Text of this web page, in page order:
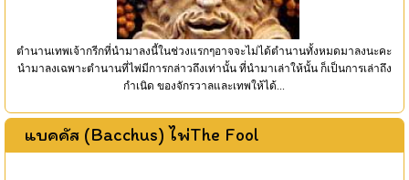
ตำนานเทพเจ้ากรีกที่นำมาลงนี้ในช่วงแรกๆอาจจะไม่ได้ตำนานทั้งหมดมาลงนะคะ
นำมาลงเฉพาะตำนานที่ไพ่มีการกล่าวถึงเท่านั้น ที่นำมาเล่าให้นั้น ก็เป็นการเล่าถึง
กำเนิด ของจักรวาลและเทพให้ได้...
แบคคัส (Bacchus) ไพ่The Fool